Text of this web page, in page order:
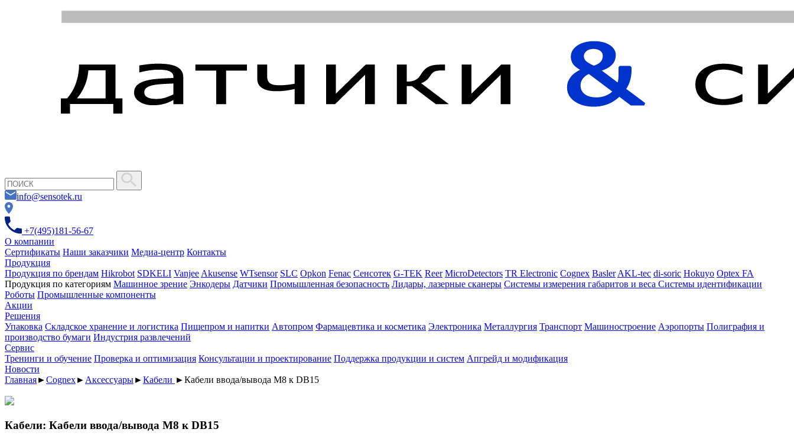
info@sensotek.ru
+7(495)181-56-67
О компании
Сертификаты Наши заказчики Медиа-центр Контакты
Продукция
Продукция по брендам Hikrobot SDKELI Vanjee Akusense WTsensor SLC Opkon Fenac Сенсотек G-TEK Reer MicroDetectors TR Electronic Cognex Basler AKL-tec di-soric Hokuyo Optex FA
Продукция по категориям Машинное зрение Энкодеры Датчики Промышленная безопасность Лидары, лазерные сканеры Системы измерения габаритов и веса Системы идентификации
Роботы Промышленные компоненты
Акции
Решения
Упаковка Складское хранение и логистика Пищепром и напитки Автопром Фармацевтика и косметика Электроника Металлургия Транспорт Машиностроение Аэропорты Полиграфия и
производство бумаги Индустрия развлечений
Сервис
Тренинги и обучение Проверка и оптимизация Консультации и проектирование Поддержка продукции и систем Апгрейд и модификация
Новости
Главная►Cognex► Аксессуары►Кабели ►Кабели ввода/вывода M8 к DB15
Кабели: Кабели ввода/вывода M8 к DB15